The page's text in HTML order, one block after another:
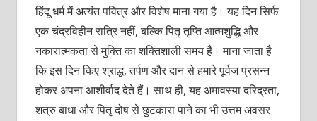
हिंदू धर्म में अत्यंत पवित्र और विशेष माना गया है। यह दिन सिर्फ
एक चंद्रविहीन रात्रि नहीं, बल्कि पितृ तृप्ति आत्मशुद्धि और
नकारात्मकता से मुक्ति का शक्तिशाली समय है। माना जाता है
कि इस दिन किए श्राद्ध, तर्पण और दान से हमारे पूर्वज प्रसन्न
होकर अपना आशीर्वाद देते हैं। साथ ही, यह अमावस्या दरिद्रता,
शत्रु बाधा और पितृ दोष से छुटकारा पाने का भी उत्तम अवसर